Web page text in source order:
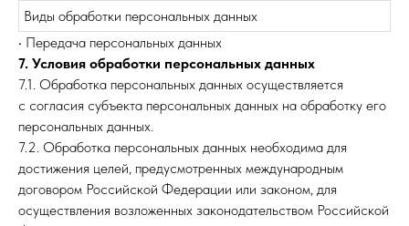
Виды обработки персональных данных
• Передача персональных данных
7. Условия обработки персональных данных
7.1. Обработка персональных данных осуществляется
с согласия субъекта персональных данных на обработку его
персональных данных.
7.2. Обработка персональных данных необходима для
достижения целей, предусмотренных международным
договором Российской Федерации или законом, для
осуществления возложенных законодательством Российской